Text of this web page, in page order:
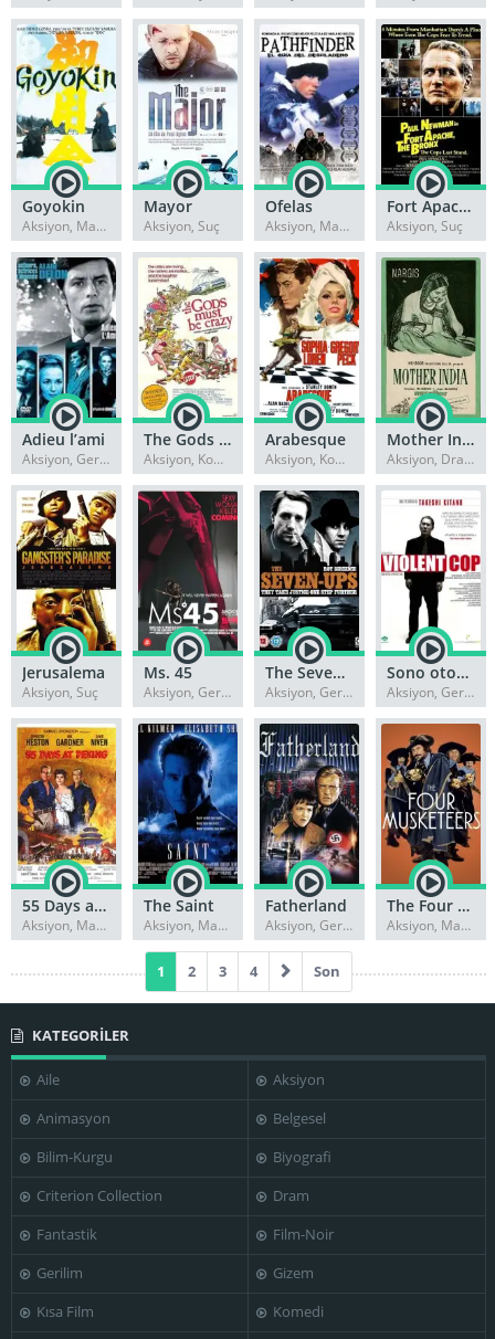
Goyokin
Aksiyon, Macera
Mayor
Aksiyon, Suç
Ofelas
Aksiyon, Macera
Fort Apache, the Bronx
Aksiyon, Suç
Adieu l’ami
Aksiyon, Gerilim
The Gods Must Be Crazy
Aksiyon, Komedi
Arabesque
Aksiyon, Komedi
Mother India
Aksiyon, Dram
Jerusalema
Aksiyon, Suç
Ms. 45
Aksiyon, Gerilim
The Seven-Ups
Aksiyon, Gerilim
Sono otoko, kyôbô ni tsuki
Aksiyon, Gerilim
55 Days at Peking
Aksiyon, Macera
The Saint
Aksiyon, Macera
Fatherland
Aksiyon, Gerilim
The Four Musketeers
Aksiyon, Macera
1 2 3 4 Son
KATEGORİLER
Aile
Aksiyon
Animasyon
Belgesel
Bilim-Kurgu
Biyografi
Criterion Collection
Dram
Fantastik
Film-Noir
Gerilim
Gizem
Kısa Film
Komedi